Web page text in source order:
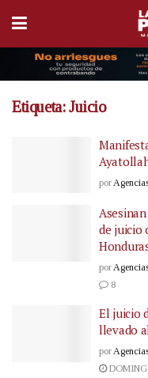
Etiqueta:Juicio
por
de juicio
por
8
El juicio
llevado
por